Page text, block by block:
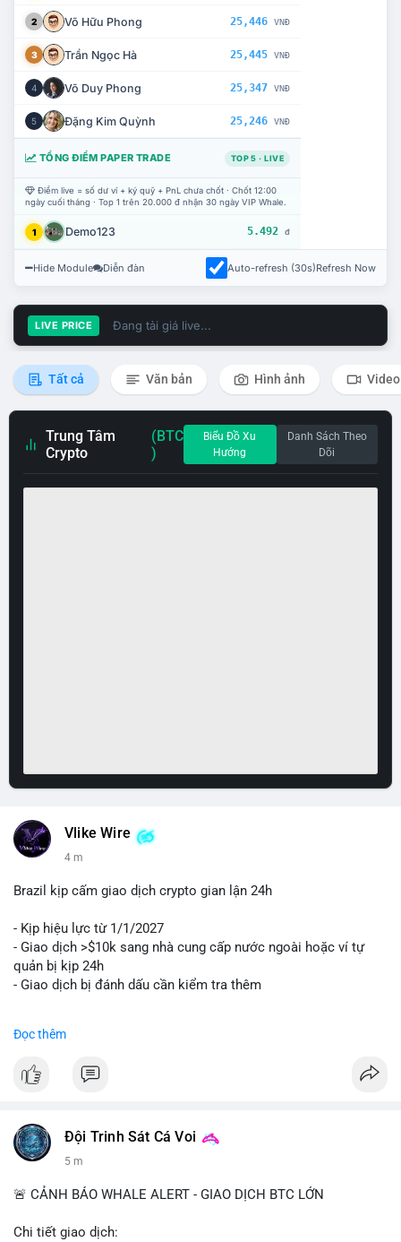
2 Võ Hữu Phong 25,446 VNĐ
3 Trần Ngọc Hà 25,445 VNĐ
4 Võ Duy Phong 25,347 VNĐ
5 Đặng Kim Quỳnh 25,246 VNĐ
TỔNG ĐIỂM PAPER TRADE TOP 5 · LIVE
Điểm live = số dư ví + ký quỹ + PnL chưa chốt · Chốt 12:00
ngày cuối tháng · Top 1 trên 20.000 đ nhận 30 ngày VIP Whale.
1 Demo123 5.492 đ
Hide Module Diễn đàn Auto-refresh (30s)Refresh Now
LIVE PRICE Đang tải giá live...
Tất cả Văn bản Hình ảnh Video
Trung Tâm
Crypto
(BTC
)
Biểu Đồ Xu
Hướng
Danh Sách Theo
Dõi
Vlike Wire
4 m
Brazil kịp cấm giao dịch crypto gian lận 24h
- Kịp hiệu lực từ 1/1/2027
- Giao dịch >$10k sang nhà cung cấp nước ngoài hoặc ví tự
quản bị kịp 24h
- Giao dịch bị đánh dấu cần kiểm tra thêm
📰 Nguồn: Cointelegraph
Đọc thêm
Đội Trinh Sát Cá Voi
5 m
🚨 CẢNH BÁO WHALE ALERT - GIAO DỊCH BTC LỚN
Chi tiết giao dịch: